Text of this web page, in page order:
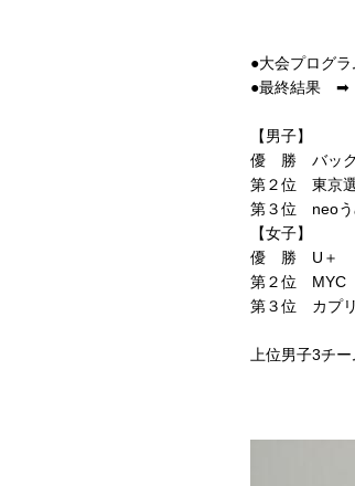
●大会プロ
●最終結果 ➡
【男子】
優 勝 バック
第２位 東京
第３位 neoう
【女子】
優 勝 U＋
第２位 MYC
第３位 カプ
上位男子3チ